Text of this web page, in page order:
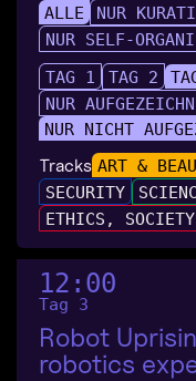
ALLE NUR
NUR SELF-
TAG 1
TAG 2
NUR
NUR NICHT
Tracks ART &
SECURITY
ETHICS,
12:00
Tag 3
Robot
robotics